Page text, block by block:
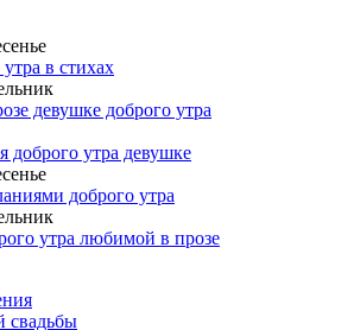
в стихах
девушке доброго утра
доброго утра девушке
доброго утра
утра любимой в прозе
свадьбы